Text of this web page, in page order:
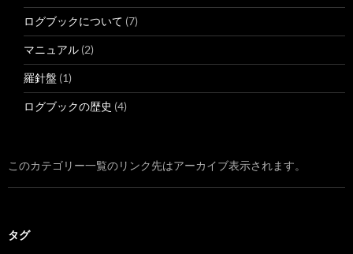
ログブックについて (7)
マニュアル (2)
羅針盤 (1)
ログブックの歴史 (4)
このカテゴリー一覧のリンク先はアーカイブ表示されます。
タグ